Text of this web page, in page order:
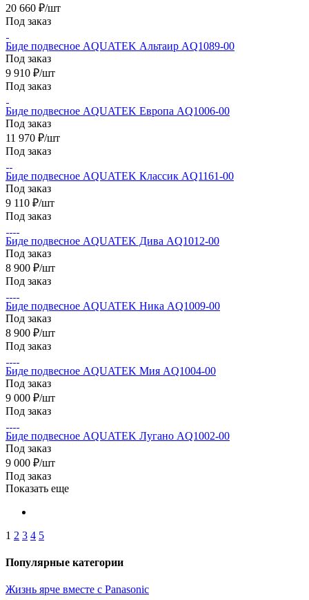
20 660 ₽/шт
Под заказ
Биде подвесное AQUATEK Альтаир AQ1089-00
Под заказ
9 910 ₽/шт
Под заказ
Биде подвесное AQUATEK Европа AQ1006-00
Под заказ
11 970 ₽/шт
Под заказ
Биде подвесное AQUATEK Классик AQ1161-00
Под заказ
9 110 ₽/шт
Под заказ
Биде подвесное AQUATEK Дива AQ1012-00
Под заказ
8 900 ₽/шт
Под заказ
Биде подвесное AQUATEK Ника AQ1009-00
Под заказ
8 900 ₽/шт
Под заказ
Биде подвесное AQUATEK Мия AQ1004-00
Под заказ
9 000 ₽/шт
Под заказ
Биде подвесное AQUATEK Лугано AQ1002-00
Под заказ
9 000 ₽/шт
Под заказ
Показать еще
1 2 3 4 5
Популярные категории
Жизнь ярче вместе с Panasonic